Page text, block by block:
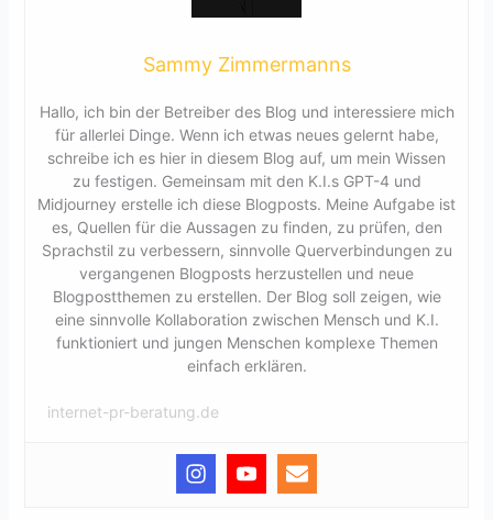
Sammy Zimmermanns
Hallo, ich bin der Betreiber des Blog und interessiere mich
für allerlei Dinge. Wenn ich etwas neues gelernt habe,
schreibe ich es hier in diesem Blog auf, um mein Wissen
zu festigen. Gemeinsam mit den K.I.s GPT-4 und
Midjourney erstelle ich diese Blogposts. Meine Aufgabe ist
es, Quellen für die Aussagen zu finden, zu prüfen, den
Sprachstil zu verbessern, sinnvolle Querverbindungen zu
vergangenen Blogposts herzustellen und neue
Blogpostthemen zu erstellen. Der Blog soll zeigen, wie
eine sinnvolle Kollaboration zwischen Mensch und K.I.
funktioniert und jungen Menschen komplexe Themen
einfach erklären.
internet-pr-beratung.de